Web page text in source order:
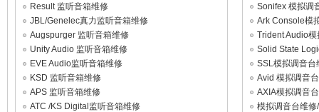
Result 监听音箱维修
JBL/Genelec真力监听音箱维修
Augspurger 监听音箱维修
Unity Audio 监听音箱维修
EVE Audio监听音箱维修
KSD 监听音箱维修
APS 监听音箱维修
ATC /KS Digital监听音箱维修
Sonifex 模拟调
Ark Console模
Trident Audio
Solid State
SSL模拟调音台
Avid 模拟调音
AXIA模拟调音
模拟调音台维